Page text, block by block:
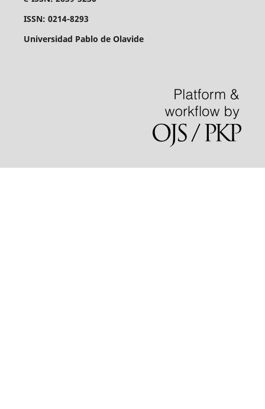
ISSN: 0214-8293
Universidad Pablo de Olavide